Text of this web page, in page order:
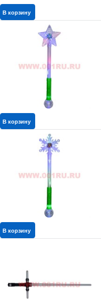
В корзину
В корзину
В корзину